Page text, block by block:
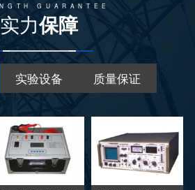
GUARANTEE
实力保障
实验设备 质量保证